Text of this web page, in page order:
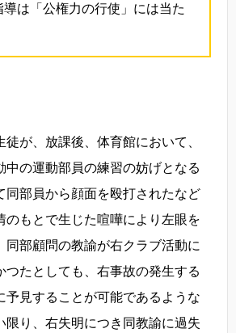
は「公権力の行使」には当た
徒が、放課後、体育館において、
中の運動部員の練習の妨げとなる
同部員から顔面を殴打されたなど
のもとで生じた喧嘩により左眼を
同部顧問の教諭が右クラブ活動に
つたとしても、右事故の発生する
予見することが可能であるような
限り、右失明につき同教諭に過失